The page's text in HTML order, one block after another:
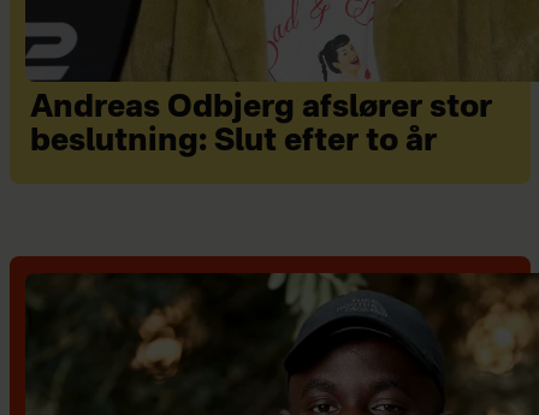
Andreas Odbjerg afslører stor
beslutning: Slut efter to år